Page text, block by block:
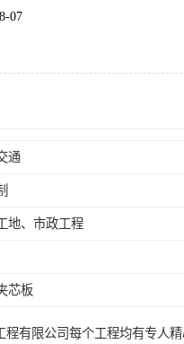
07
通
地、市政工程
芯板
程有限公司每个工程均有专人